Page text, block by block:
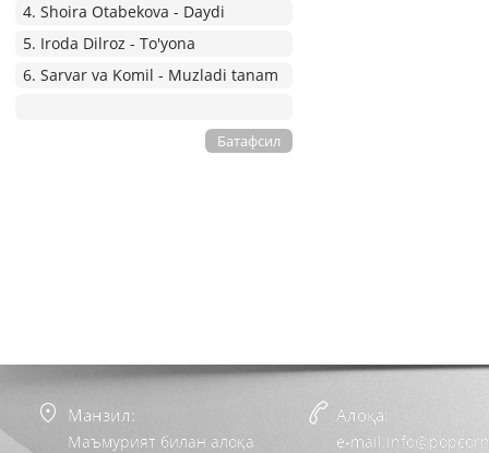
4. Shoira Otabekova - Daydi
5. Iroda Dilroz - To'yona
6. Sarvar va Komil - Muzladi tanam
Батафсил
Манзил:
Маъмурият билан алоқа
Алоқа:
e-